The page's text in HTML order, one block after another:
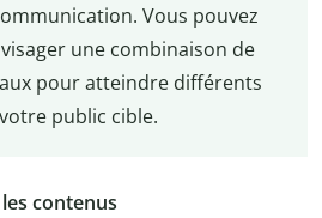
Vous pouvez
une combinaison de
pour atteindre différents
public cible.
contenus